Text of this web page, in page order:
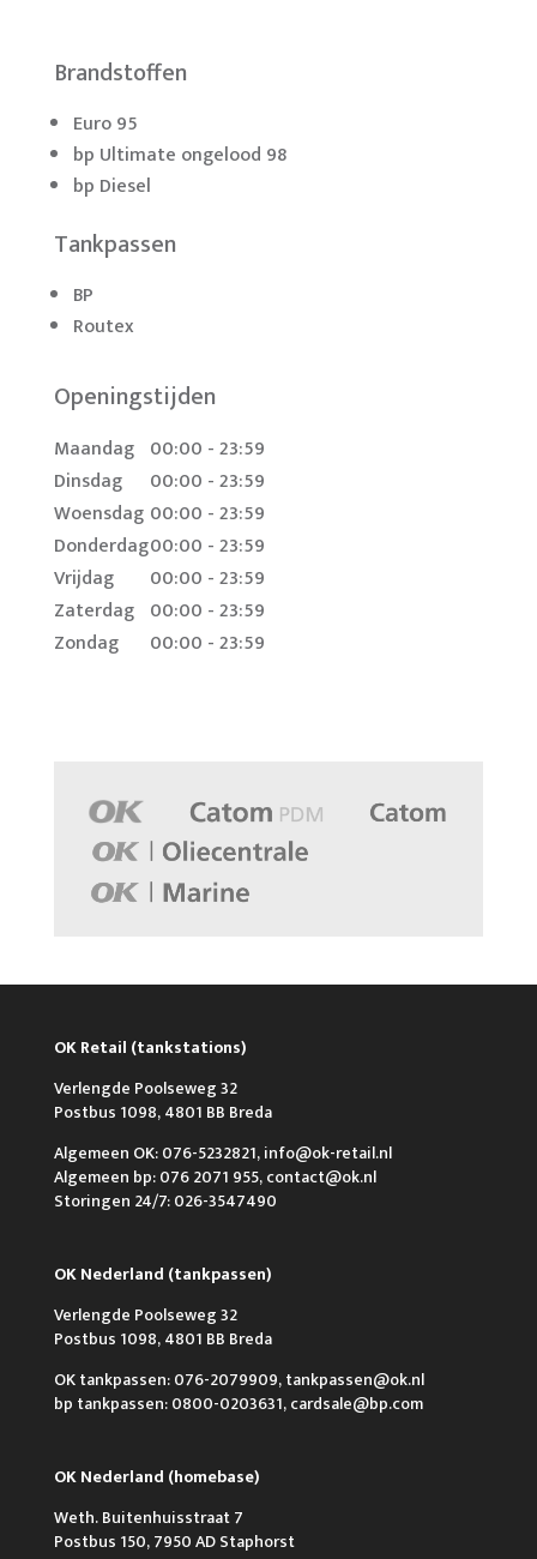
Brandstoffen
Euro 95
bp Ultimate ongelood 98
bp Diesel
Tankpassen
BP
Routex
Openingstijden
Maandag 00:00 - 23:59
Dinsdag
00:00 - 23:59
Woensdag 00:00 - 23:59
Donderdag00:00 - 23:59
Vrijdag
00:00 - 23:59
Zaterdag 00:00 - 23:59
Zondag
00:00 - 23:59
OK Retail (tankstations)
Verlengde Poolseweg 32
Postbus 1098, 4801 BB Breda
Algemeen OK: 076-5232821, info@ok-retail.nl
Algemeen bp: 076 2071 955, contact@ok.nl
Storingen 24/7: 026-3547490
OK Nederland (tankpassen)
Verlengde Poolseweg 32
Postbus 1098, 4801 BB Breda
OK tankpassen: 076-2079909, tankpassen@ok.nl
bp tankpassen: 0800-0203631, cardsale@bp.com
OK Nederland (homebase)
Weth. Buitenhuisstraat 7
Postbus 150, 7950 AD Staphorst